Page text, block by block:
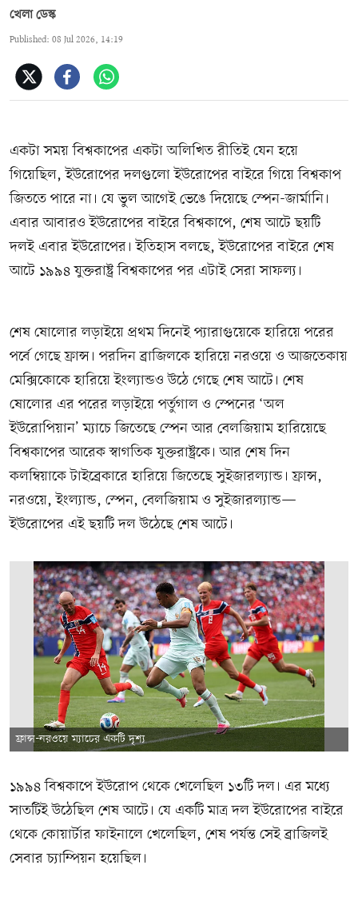
খেলা ডেস্ক
Published: 08 Jul 2026, 14:19
একটা সময় বিশ্বকাপের একটা অলিখিত রীতিই যেন হয়ে
গিয়েছিল, ইউরোপের দলগুলো ইউরোপের বাইরে গিয়ে বিশ্বকাপ
জিততে পারে না। যে ভুল আগেই ভেঙে দিয়েছে স্পেন-জার্মানি।
এবার আবারও ইউরোপের বাইরে বিশ্বকাপে, শেষ আটে ছয়টি
দলই এবার ইউরোপের। ইতিহাস বলছে, ইউরোপের বাইরে শেষ
আটে ১৯৯৪ যুক্তরাষ্ট্র বিশ্বকাপের পর এটাই সেরা সাফল্য।
শেষ ষোলোর লড়াইয়ে প্রথম দিনেই প্যারাগুয়েকে হারিয়ে পরের
পর্বে গেছে ফ্রান্স। পরদিন ব্রাজিলকে হারিয়ে নরওয়ে ও আজতেকায়
মেক্সিকোকে হারিয়ে ইংল্যান্ডও উঠে গেছে শেষ আটে। শেষ
ষোলোর এর পরের লড়াইয়ে পর্তুগাল ও স্পেনের ‘অল
ইউরোপিয়ান’ ম্যাচে জিতেছে স্পেন আর বেলজিয়াম হারিয়েছে
বিশ্বকাপের আরেক স্বাগতিক যুক্তরাষ্ট্রকে। আর শেষ দিন
কলম্বিয়াকে টাইব্রেকারে হারিয়ে জিতেছে সুইজারল্যান্ড। ফ্রান্স,
নরওয়ে, ইংল্যান্ড, স্পেন, বেলজিয়াম ও সুইজারল্যান্ড—
ইউরোপের এই ছয়টি দল উঠেছে শেষ আটে।
ফ্রান্স-নরওয়ে ম্যাচের একটি দৃশ্য
১৯৯৪ বিশ্বকাপে ইউরোপ থেকে খেলেছিল ১৩টি দল। এর মধ্যে
সাতটিই উঠেছিল শেষ আটে। যে একটি মাত্র দল ইউরোপের বাইরে
থেকে কোয়ার্টার ফাইনালে খেলেছিল, শেষ পর্যন্ত সেই ব্রাজিলই
সেবার চ্যাম্পিয়ন হয়েছিল।